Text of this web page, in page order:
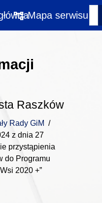
account_treeMapa serwisu
Raszków
Rady GiM /
z dnia 27
przystąpienia
do Programu
2020 +”